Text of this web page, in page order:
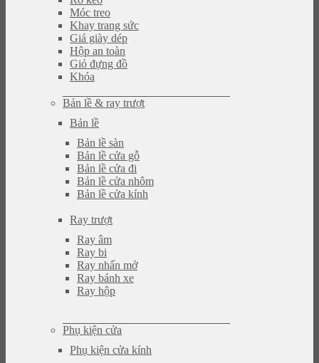
Móc treo
Khay trang sức
Giá giày dép
Hộp an toàn
Giỏ đựng đồ
Khóa
Bản lề & ray trượt
Bản lề
Bản lề sàn
Bản lề cửa gỗ
Bản lề cửa đi
Bản lề cửa nhôm
Bản lề cửa kính
Ray trượt
Ray âm
Ray bi
Ray nhấn mở
Ray bánh xe
Ray hộp
Phụ kiện cửa
Phụ kiện cửa kính